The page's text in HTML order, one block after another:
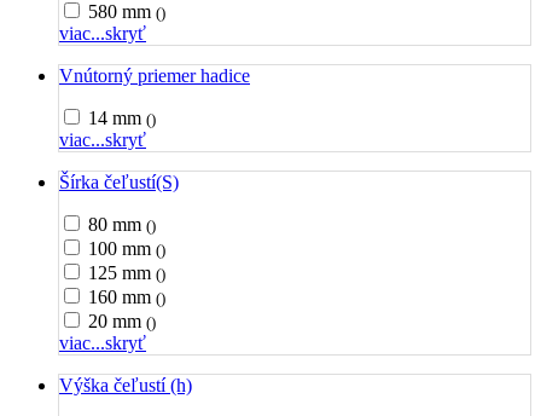
580 mm ()
viac...skryť
Vnútorný priemer hadice
14 mm ()
viac...skryť
Šírka čeľustí(S)
80 mm ()
100 mm ()
125 mm ()
160 mm ()
20 mm ()
viac...skryť
Výška čeľustí (h)